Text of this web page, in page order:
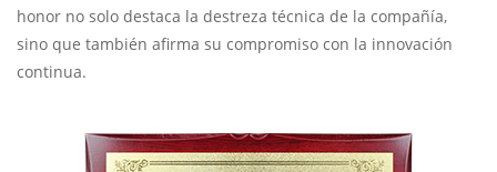
honor no solo destaca la destreza técnica de la compañía,
sino que también afirma su compromiso con la innovación
continua.